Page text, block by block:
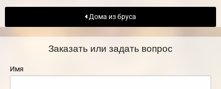
Дома из бруса
Заказать или задать вопрос
Имя